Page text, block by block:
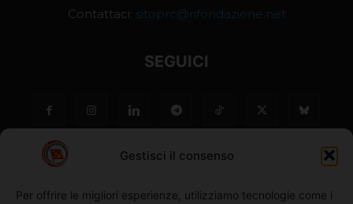
Gestisci il consenso
Per offrire le migliori esperienze, utilizziamo tecnologie come i
Contattaci: sitoprc@rifondazione.net
SEGUICI